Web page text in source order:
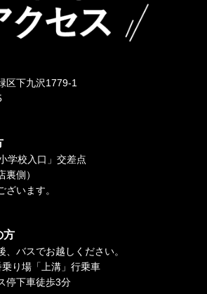
区下九沢1779-1
学校入口」交差点
裏側）
います。
方
、バスでお越しください。
り場「上溝」行乗車
停下車徒歩3分